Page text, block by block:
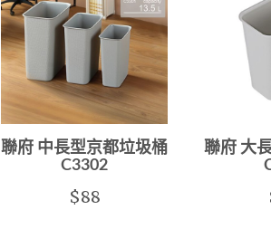
聯府 中長型京都垃圾桶
C3302
$88
聯府 大